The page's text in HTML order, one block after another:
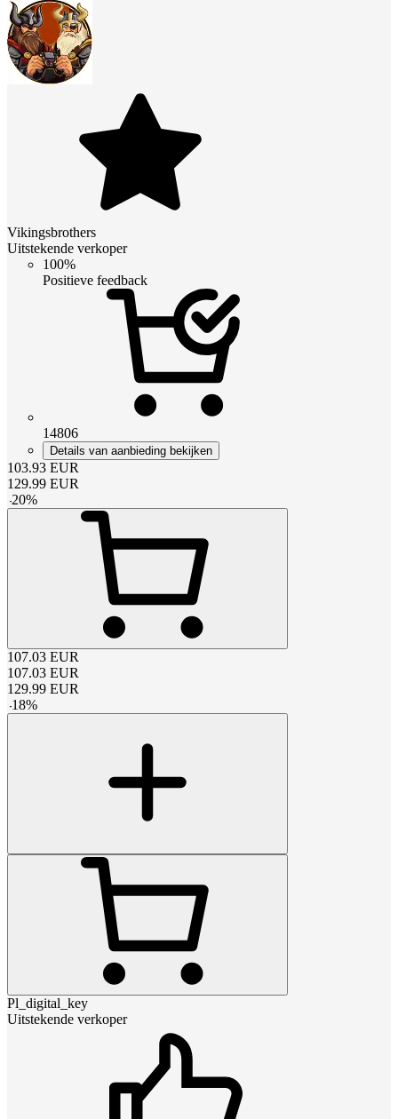
Vikingsbrothers
Uitstekende verkoper
100%
Positieve feedback
14806
Details van aanbieding bekijken
103.93 EUR
129.99 EUR
-20%
107.03 EUR
107.03 EUR
129.99 EUR
-18%
Pl_digital_key
Uitstekende verkoper